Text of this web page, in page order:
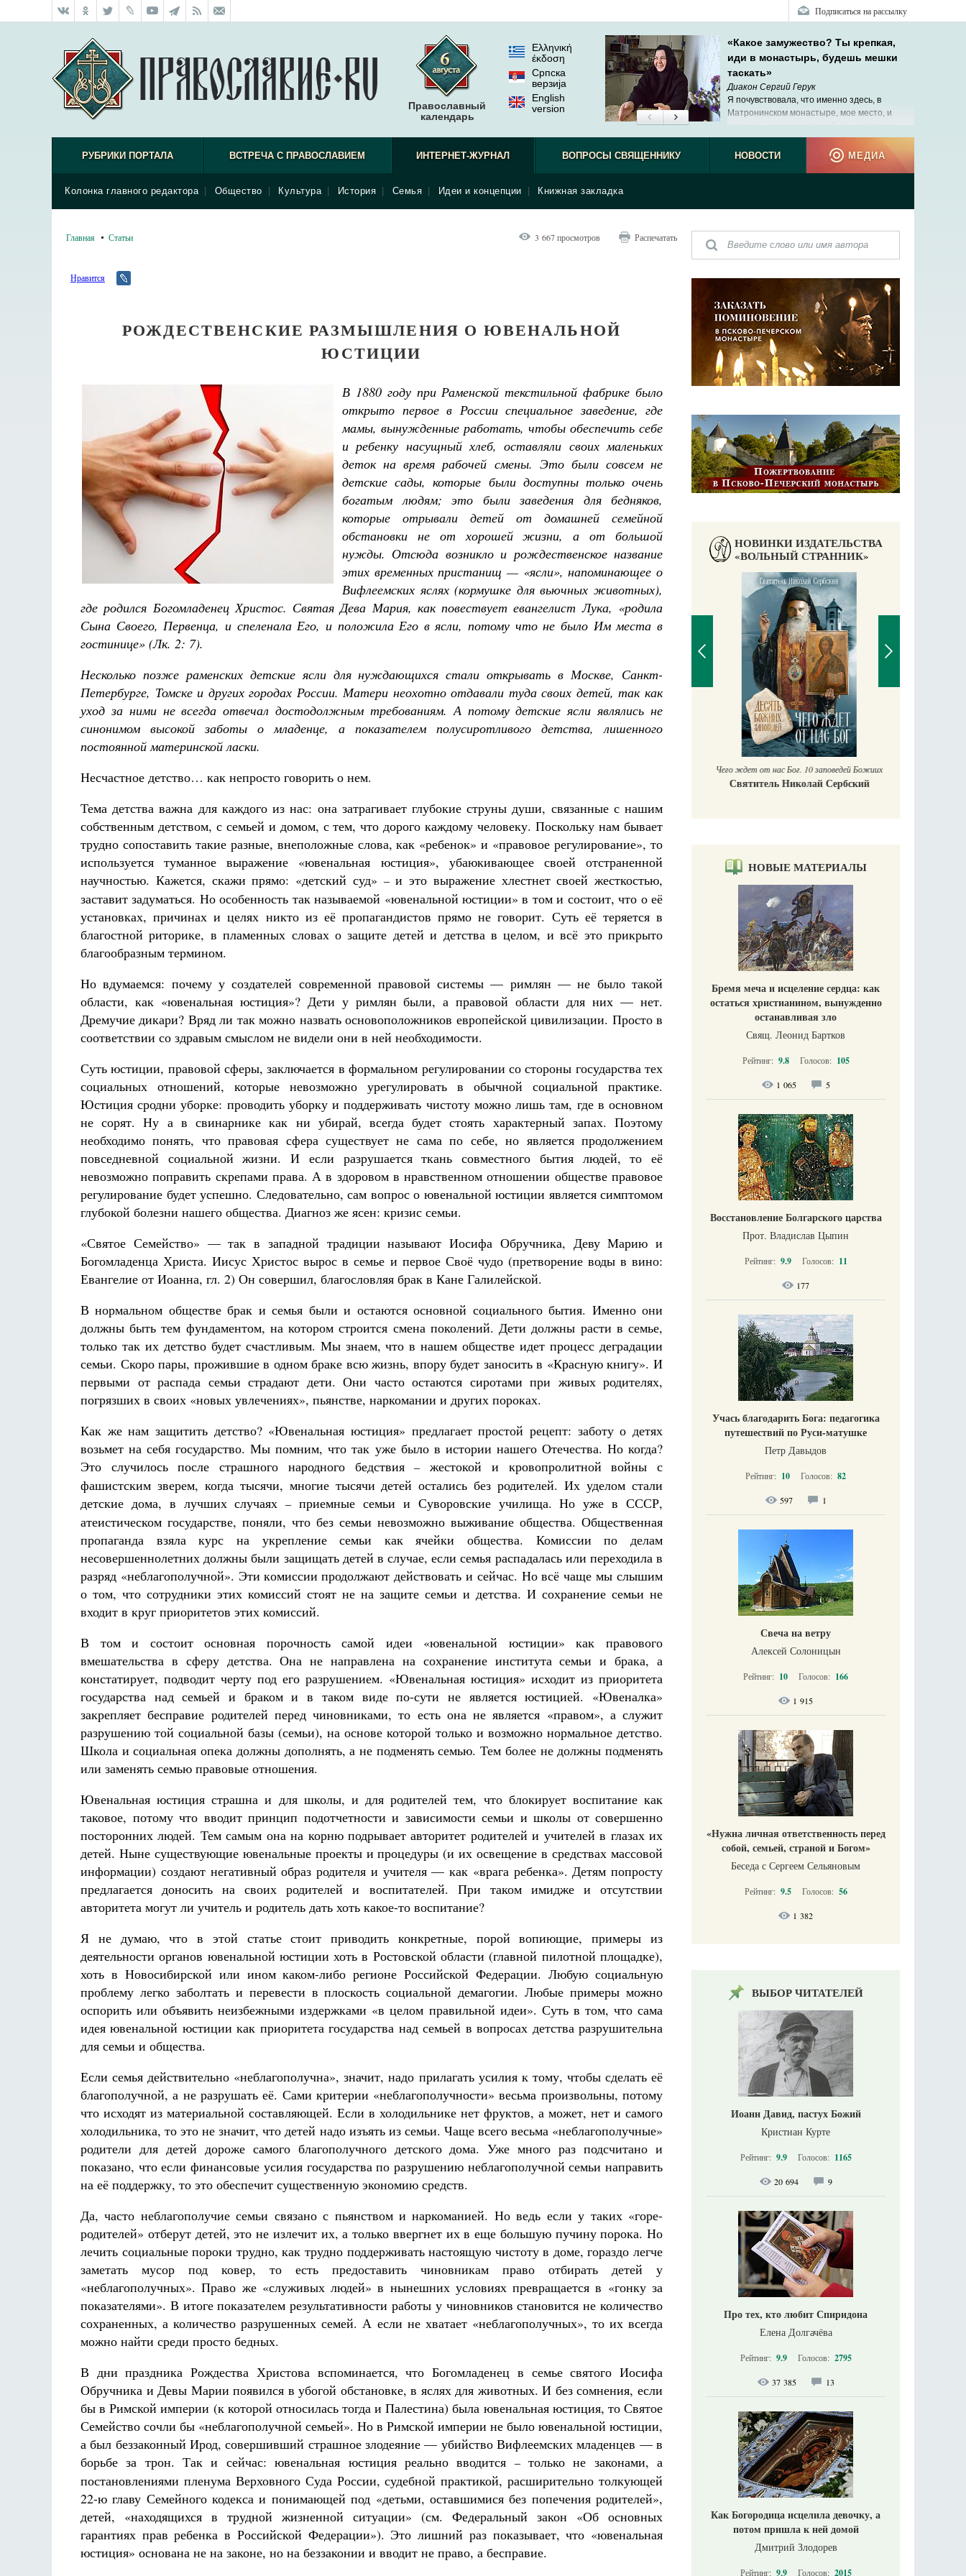
Подписаться на рассылку
Православный
календарь
Ελληνική
έκδοση
Српска
верзиjа
English
version
«Какое замужество? Ты крепкая,
иди в монастырь, будешь мешки
таскать»
Диакон Сергий Герук
Я почувствовала, что именно здесь, в
Матронинском монастыре, мое место, и
люблю и умею делать.
РУБРИКИ ПОРТАЛА ВСТРЕЧА С ПРАВОСЛАВИЕМ ИНТЕРНЕТ-ЖУРНАЛ
Колонка главного редактора Общество Культура История Семья Идеи и концепции Книжная закладка
ВОПРОСЫ СВЯЩЕННИКУ НОВОСТИ МЕДИА
Главная Статьи 3 667 просмотров Распечатать
Нравится
РОЖДЕСТВЕНСКИЕ РАЗМЫШЛЕНИЯ О ЮВЕНАЛЬНОЙ
ЮСТИЦИИ
В 1880 году при Раменской текстильной фабрике было
открыто первое в России специальное заведение, где
мамы, вынужденные работать, чтобы обеспечить себе
и ребенку насущный хлеб, оставляли своих маленьких
деток на время рабочей смены. Это были совсем не
детские сады, которые были доступны только очень
богатым людям; это были заведения для бедняков,
которые отрывали детей от домашней семейной
обстановки не от хорошей жизни, а от большой
нужды. Отсюда возникло и рождественское название
этих временных пристанищ — «ясли», напоминающее о
Вифлеемских яслях (кормушке для вьючных животных),
где родился Богомладенец Христос. Святая Дева Мария, как повествует евангелист Лука, «родила
Сына Своего, Первенца, и спеленала Его, и положила Его в ясли, потому что не было Им места в
гостинице» (Лк. 2: 7).
Несколько позже раменских детские ясли для нуждающихся стали открывать в Москве, Санкт-
Петербурге, Томске и других городах России. Матери неохотно отдавали туда своих детей, так как
уход за ними не всегда отвечал достодолжным требованиям. А потому детские ясли являлись не
синонимом высокой заботы о младенце, а показателем полусиротливого детства, лишенного
постоянной материнской ласки.
Несчастное детство… как непросто говорить о нем.
Тема детства важна для каждого из нас: она затрагивает глубокие струны души, связанные с нашим
собственным детством, с семьей и домом, с тем, что дорого каждому человеку. Поскольку нам бывает
трудно сопоставить такие разные, внеположные слова, как «ребенок» и «правовое регулирование», то
используется туманное выражение «ювенальная юстиция», убаюкивающее своей отстраненной
научностью. Кажется, скажи прямо: «детский суд» –и это выражение хлестнет своей жесткостью,
заставит задуматься. Но особенность так называемой «ювенальной юстиции» в том и состоит, что о её
установках, причинах и целях никто из её пропагандистов прямо не говорит. Суть её теряется в
благостной риторике, в пламенных словах о защите детей и детства в целом, и всё это прикрыто
благообразным термином.
Но вдумаемся: почему у создателей современной правовой системы — римлян — не было такой
области, как «ювенальная юстиция»? Дети у римлян были, а правовой области для них — нет.
Дремучие дикари? Вряд ли так можно назвать основоположников европейской цивилизации. Просто в
соответствии со здравым смыслом не видели они в ней необходимости.
Суть юстиции, правовой сферы, заключается в формальном регулировании со стороны государства тех
социальных отношений, которые невозможно урегулировать в обычной социальной практике.
Юстиция сродни уборке: проводить уборку и поддерживать чистоту можно лишь там, где в основном
не сорят. Ну а в свинарнике как ни убирай, всегда будет стоять характерный запах. Поэтому
необходимо понять, что правовая сфера существует не сама по себе, но является продолжением
повседневной социальной жизни. И если разрушается ткань совместного бытия людей, то её
невозможно поправить скрепами права. А в здоровом в нравственном отношении обществе правовое
регулирование будет успешно. Следовательно, сам вопрос о ювенальной юстиции является симптомом
глубокой болезни нашего общества. Диагноз же ясен: кризис семьи.
«Святое Семейство» — так в западной традиции называют Иосифа Обручника, Деву Марию и
Богомладенца Христа. Иисус Христос вырос в семье и первое Своё чудо (претворение воды в вино:
Евангелие от Иоанна, гл. 2) Он совершил, благословляя брак в Кане Галилейской.
В нормальном обществе брак и семья были и остаются основной социального бытия. Именно они
должны быть тем фундаментом, на котором строится смена поколений. Дети должны расти в семье,
только так их детство будет счастливым. Мы знаем, что в нашем обществе идет процесс деградации
семьи. Скоро пары, прожившие в одном браке всю жизнь, впору будет заносить в «Красную книгу». И
первыми от распада семьи страдают дети. Они часто остаются сиротами при живых родителях,
погрязших в своих «новых увлечениях», пьянстве, наркомании и других пороках.
Как же нам защитить детство? «Ювенальная юстиция» предлагает простой рецепт: заботу о детях
возьмет на себя государство. Мы помним, что так уже было в истории нашего Отечества. Но когда?
Это случилось после страшного народного бедствия–
жестокой и кровопролитной войны с
фашистским зверем, когда тысячи, многие тысячи детей остались без родителей. Их уделом стали
детские дома, в лучших случаях–
приемные семьи и Суворовские училища. Но уже в СССР,
атеистическом государстве, поняли, что без семьи невозможно выживание общества. Общественная
пропаганда взяла курс на укрепление семьи как ячейки общества. Комиссии по делам
несовершеннолетних должны были защищать детей в случае, если семья распадалась или переходила в
разряд «неблагополучной». Эти комиссии продолжают действовать и сейчас. Но всё чаще мы слышим
о том, что сотрудники этих комиссий стоят не на защите семьи и детства. И сохранение семьи не
входит в круг приоритетов этих комиссий.
В том и состоит основная порочность самой идеи «ювенальной юстиции» как правового
вмешательства в сферу детства. Она не направлена на сохранение института семьи и брака, а
констатирует, подводит черту под его разрушением. «Ювенальная юстиция» исходит из приоритета
государства над семьей и браком и в таком виде по-сути не является юстицией. «Ювеналка»
закрепляет бесправие родителей перед чиновниками, то есть она не является «правом», а служит
разрушению той социальной базы (семьи), на основе которой только и возможно нормальное детство.
Школа и социальная опека должны дополнять, а не подменять семью. Тем более не должны подменять
или заменять семью правовые отношения.
Ювенальная юстиция страшна и для школы, и для родителей тем, что блокирует воспитание как
таковое, потому что вводит принцип подотчетности и зависимости семьи и школы от совершенно
посторонних людей. Тем самым она на корню подрывает авторитет родителей и учителей в глазах их
детей. Ныне существующие ювенальные проекты и процедуры (и их освещение в средствах массовой
информации) создают негативный образ родителя и учителя — как «врага ребенка». Детям попросту
предлагается доносить на своих родителей и воспитателей. При таком имидже и отсутствии
авторитета могут ли учитель и родитель дать хоть какое-то воспитание?
Я не думаю, что в этой статье стоит приводить конкретные, порой вопиющие, примеры из
деятельности органов ювенальной юстиции хоть в Ростовской области (главной пилотной площадке),
хоть в Новосибирской или ином каком-либо регионе Российской Федерации. Любую социальную
проблему легко заболтать и перевести в плоскость социальной демагогии. Любые примеры можно
оспорить или объявить неизбежными издержками «в целом правильной идеи». Суть в том, что сама
идея ювенальной юстиции как приоритета государства над семьей в вопросах детства разрушительна
для семьи и общества.
Если семья действительно «неблагополучна», значит, надо прилагать усилия к тому, чтобы сделать её
благополучной, а не разрушать её. Сами критерии «неблагополучности» весьма произвольны, потому
что исходят из материальной составляющей. Если в холодильнике нет фруктов, а может, нет и самого
холодильника, то это не значит, что детей надо изъять из семьи. Чаще всего весьма «неблагополучные»
родители для детей дороже самого благополучного детского дома. Уже много раз подсчитано и
показано, что если финансовые усилия государства по разрушению неблагополучной семьи направить
на её поддержку, то это обеспечит существенную экономию средств.
Да, часто неблагополучие семьи связано с пьянством и наркоманией. Но ведь если у таких «горе-
родителей» отберут детей, это не излечит их, а только ввергнет их в еще большую пучину порока. Но
лечить социальные пороки трудно, как трудно поддерживать настоящую чистоту в доме, гораздо легче
заметать мусор под ковер, то есть предоставить чиновникам право отбирать детей у
«неблагополучных». Право же «служивых людей» в нынешних условиях превращается в «гонку за
показателями». В итоге показателем результативности работы у чиновников становится не количество
сохраненных, а количество разрушенных семей. А если не хватает «неблагополучных», то их всегда
можно найти среди просто бедных.
В дни праздника Рождества Христова вспоминается, что Богомладенец в семье святого Иосифа
Обручника и Девы Марии появился в убогой обстановке, в яслях для животных. И без сомнения, если
бы в Римской империи (к которой относилась тогда и Палестина) была ювенальная юстиция, то Святое
Семейство сочли бы «неблагополучной семьей». Но в Римской империи не было ювенальной юстиции,
а был беззаконный Ирод, совершивший страшное злодеяние — убийство Вифлеемских младенцев — в
борьбе за трон. Так и сейчас: ювенальная юстиция реально вводится
–только не законами, а
постановлениями пленума Верховного Суда России, судебной практикой, расширительно толкующей
22-ю главу Семейного кодекса и понимающей под «детьми, оставшимися без попечения родителей»,
детей, «находящихся в трудной жизненной ситуации» (см. Федеральный закон «Об основных
гарантиях прав ребенка в Российской Федерации»). Это лишний раз показывает, что «ювенальная
юстиция» основана не на законе, но на беззаконии и вводит не право, а бесправие.
НОВИНКИ ИЗДАТЕЛЬСТВА
«ВОЛЬНЫЙ СТРАННИК»
Разлуки не будет
Кирилл Мурышев
Чего ждет от нас Бог. 10 заповедей Божиих
Святитель Николай Сербский
НОВЫЕ МАТЕРИАЛЫ
Бремя меча и исцеление сердца: как
остаться христианином, вынужденно
останавливая зло
Свящ. Леонид Бартков
Рейтинг: 9.8 Голосов: 105
1 065 5
Восстановление Болгарского царства
Прот. Владислав Цыпин
Рейтинг: 9.9 Голосов: 11
177
Учась благодарить Бога: педагогика
путешествий по Руси-матушке
Петр Давыдов
Рейтинг: 10 Голосов: 82
597 1
Свеча на ветру
Алексей Солоницын
Рейтинг: 10 Голосов: 166
1 915
«Нужна личная ответственность перед
собой, семьей, страной и Богом»
Беседа с Сергеем Сельяновым
Рейтинг: 9.5 Голосов: 56
1 382
ВЫБОР ЧИТАТЕЛЕЙ
Иоанн Давид, пастух Божий
Кристиан Курте
Рейтинг: 9.9 Голосов: 1165
20 694 9
Про тех, кто любит Спиридона
Елена Долгачёва
Рейтинг: 9.9 Голосов: 2795
37 385 13
Как Богородица исцелила девочку, а
потом пришла к ней домой
Дмитрий Злодорев
Рейтинг: 9.9 Голосов: 2015